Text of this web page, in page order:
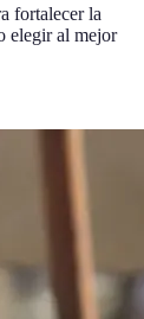
fortalecer la
elegir al mejor